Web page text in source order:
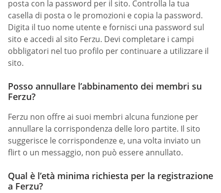
posta con la password per il sito. Controlla la tua
casella di posta o le promozioni e copia la password.
Digita il tuo nome utente e fornisci una password sul
sito e accedi al sito Ferzu. Devi completare i campi
obbligatori nel tuo profilo per continuare a utilizzare il
sito.
Posso annullare l’abbinamento dei membri su
Ferzu?
Ferzu non offre ai suoi membri alcuna funzione per
annullare la corrispondenza delle loro partite. Il sito
suggerisce le corrispondenze e, una volta inviato un
flirt o un messaggio, non può essere annullato.
Qual è l’età minima richiesta per la registrazione
a Ferzu?